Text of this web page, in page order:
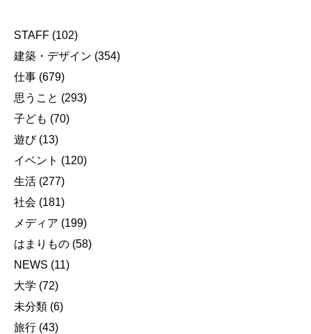
STAFF (102)
建築・デザイン (354)
仕事 (679)
思うこと (293)
子ども (70)
遊び(13)
イベント (120)
生活 (277)
社会 (181)
メディア (199)
はまりもの (58)
NEWS (11)
大学 (72)
未分類 (6)
旅行 (43)